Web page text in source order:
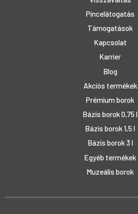
Pincelátogatás
Támogatások
Kapcsolat
Karrier
Blog
Akciós termékek
Prémium borok
Bázis borok 0,75 l
Bázis borok 1,5 l
Bázis borok 3 l
Egyéb termékek
Muzeális borok